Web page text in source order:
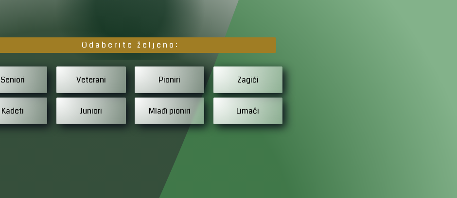
Odaberite željeno:
Seniori
Kadeti
Veterani
Juniori
Pioniri
Mlađi pioniri
Zagići
Limači